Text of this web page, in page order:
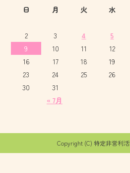
日
月 火 水
« 7月
2
3 4 5
9
10 11 12
16
17 18 19
23
24 25 26
30
31
Copyright (C) 特定非営利